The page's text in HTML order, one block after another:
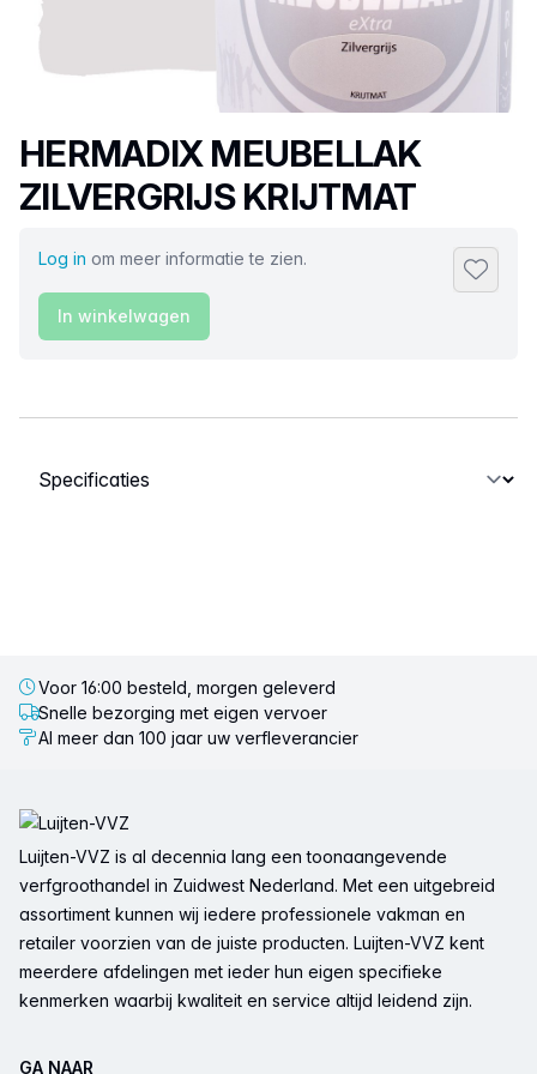
Productnaam
HERMADIX MEUBELLAK
ZILVERGRIJS KRIJTMAT
Log in om meer informatie te zien.
In winkelwagen
Selecteer een tabblad
Voor 16:00 besteld, morgen geleverd
Snelle bezorging met eigen vervoer
Al meer dan 100 jaar uw verfleverancier
Luijten-VVZ is al decennia lang een toonaangevende
verfgroothandel in Zuidwest Nederland. Met een uitgebreid
assortiment kunnen wij iedere professionele vakman en
retailer voorzien van de juiste producten. Luijten-VVZ kent
meerdere afdelingen met ieder hun eigen specifieke
kenmerken waarbij kwaliteit en service altijd leidend zijn.
GA NAAR